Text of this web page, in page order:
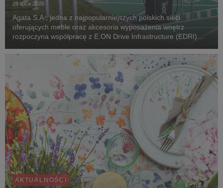
28 lipca 2026
Agata S.A., jedna z najpopularniejszych polskich sieci
oferujących meble oraz akcesoria wyposażenia wnętrz
rozpoczyna współpracę z E.ON Drive Infrastructure (EDRI)
pojazdów elektrycznych. Jeszcze w tym roku, pr...
AKTUALNOŚCI